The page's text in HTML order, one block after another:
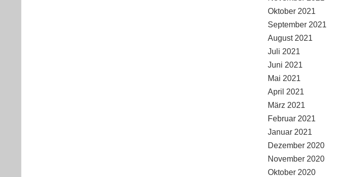
Oktober 2021
September 2021
August 2021
Juli 2021
Juni 2021
Mai 2021
April 2021
März 2021
Februar 2021
Januar 2021
Dezember 2020
November 2020
Oktober 2020